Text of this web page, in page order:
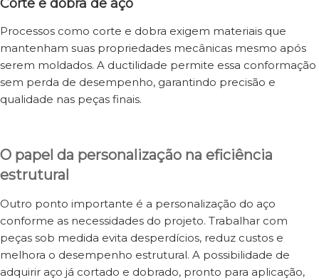
Corte e dobra de aço
Processos como corte e dobra exigem materiais que
mantenham suas propriedades mecânicas mesmo após
serem moldados. A ductilidade permite essa conformação
sem perda de desempenho, garantindo precisão e
qualidade nas peças finais.
O papel da personalização na eficiência
estrutural
Outro ponto importante é a personalização do aço
conforme as necessidades do projeto. Trabalhar com
peças sob medida evita desperdícios, reduz custos e
melhora o desempenho estrutural. A possibilidade de
adquirir aço já cortado e dobrado, pronto para aplicação,